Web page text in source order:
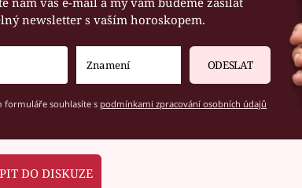
newsletter s vaším horoskopem.
ODESLAT
formuláře souhlasíte s podmínkami zpracování osobních údajů
DO DISKUZE